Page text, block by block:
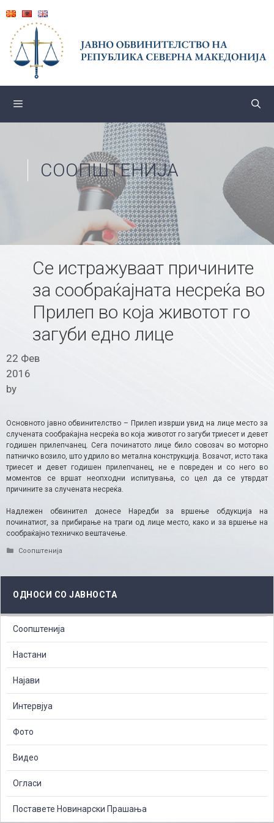
content
СООПШТЕНИЈА
Се истражуваат причините
за сообраќајната несреќа во
Прилеп во која животот го
загуби едно лице
22 Фев
2016
by
Основното јавно обвинителство – Прилеп изврши увид на лице место за
случената сообраќајна несреќа во која животот го загуби триесет и девет
годишен прилепчанец. Сега починатото лице било совозач во моторно
патничко возило, што удрило во метална конструкција. Возачот, исто така
триесет и девет годишен прилепчанец, не е повреден и со него во
моментов се вршат неопходни испитувања, со цел да се утврдат
причините за случената несреќа.
Надлежен обвинител донесе Наредби за вршење обдукција на
починатиот, за прибирање на траги од лице место, како и за вршење на
сообраќајно техничко вештачење.
Categories
Соопштенија
ОДНОСИ СО ЈАВНОСТА
Соопштенија
Настани
Најави
Интервјуа
Фото
Видео
Огласи
Поставете Новинарски Прашања